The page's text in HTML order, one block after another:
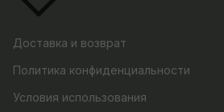
Доставка и возврат
Политика конфиденциальности
Условия использования